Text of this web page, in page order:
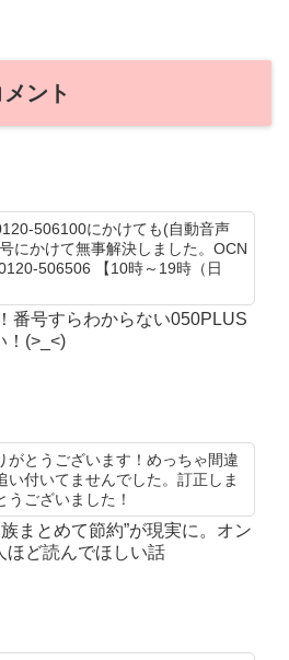
ント
506100にかけても(自動音声
にかけて無事解決しました。OCN
506506 【10時～19時（日
番号すらわからない050PLUS
！(>_<)
がとうございます！めっちゃ間違
い付いてませんでした。訂正しま
うございました！
まとめて節約”が現実に。オン
ほど読んでほしい話